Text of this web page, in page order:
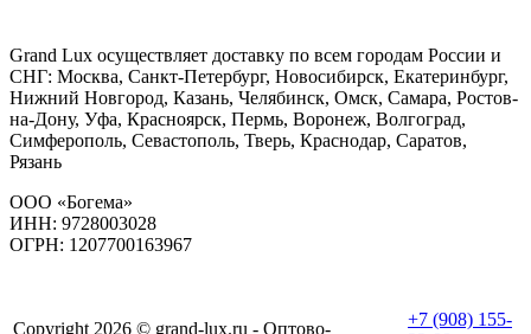
Grand Lux осуществляет доставку по всем городам России и
СНГ: Москва, Санкт-Петербург, Новосибирск, Екатеринбург,
Нижний Новгород, Казань, Челябинск, Омск, Самара, Ростов-
на-Дону, Уфа, Красноярск, Пермь, Воронеж, Волгоград,
Симферополь, Севастополь, Тверь, Краснодар, Саратов,
Рязань
ООО «Богема»
ИНН: 9728003028
ОГРН: 1207700163967
Copyright 2026 © grand-lux.ru - Оптово-
+7 (908) 155-